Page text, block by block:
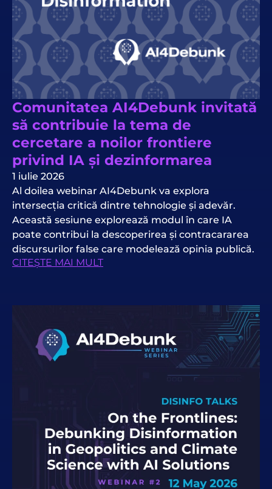
Comunitatea AI4Debunk invitată
să contribuie la tema de
cercetare a noilor frontiere
privind IA și dezinformarea
1 iulie 2026
Al doilea webinar AI4Debunk va explora
intersecția critică dintre tehnologie și adevăr.
Această sesiune explorează modul în care IA
poate contribui la descoperirea și contracararea
discursurilor false care modelează opinia publică.
CITEȘTE MAI MULT